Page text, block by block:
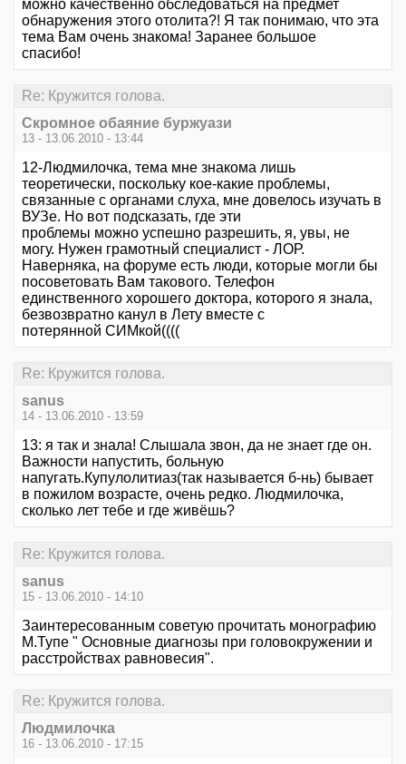
можно качественно обследоваться на предмет
обнаружения этого отолита?! Я так понимаю, что эта
тема Вам очень знакома! Заранее большое
спасибо!
Re: Кружится голова.
Скромное обаяние буржуази
13 - 13.06.2010 - 13:44
12-Людмилочка, тема мне знакома лишь
теоретически, поскольку кое-какие проблемы,
связанные с органами слуха, мне довелось изучать в
ВУЗе. Но вот подсказать, где эти
проблемы можно успешно разрешить, я, увы, не
могу. Нужен грамотный специалист - ЛОР.
Наверняка, на форуме есть люди, которые могли бы
посоветовать Вам такового. Телефон
единственного хорошего доктора, которого я знала,
безвозвратно канул в Лету вместе с
потерянной СИМкой((((
Re: Кружится голова.
sanus
14 - 13.06.2010 - 13:59
13: я так и знала! Слышала звон, да не знает где он.
Важности напустить, больную
напугать.Купулолитиаз(так называется б-нь) бывает
в пожилом возрасте, очень редко. Людмилочка,
сколько лет тебе и где живёшь?
Re: Кружится голова.
sanus
15 - 13.06.2010 - 14:10
Заинтересованным советую прочитать монографию
М.Тупе " Основные диагнозы при головокружении и
расстройствах равновесия".
Re: Кружится голова.
Людмилочка
16 - 13.06.2010 - 17:15